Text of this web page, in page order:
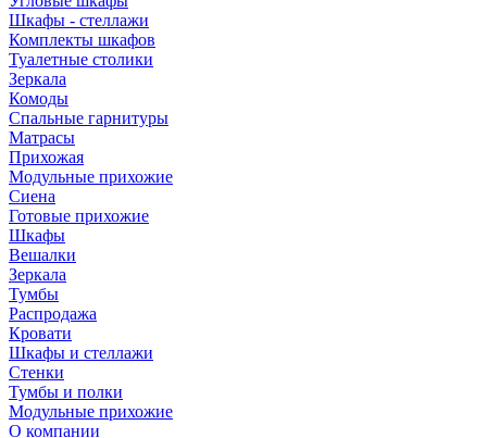
Шкафы - стеллажи
Комплекты шкафов
Туалетные столики
Зеркала
Комоды
Спальные гарнитуры
Матрасы
Прихожая
Модульные прихожие
Сиена
Готовые прихожие
Шкафы
Вешалки
Зеркала
Тумбы
Распродажа
Кровати
Шкафы и стеллажи
Стенки
Тумбы и полки
Модульные прихожие
О компании